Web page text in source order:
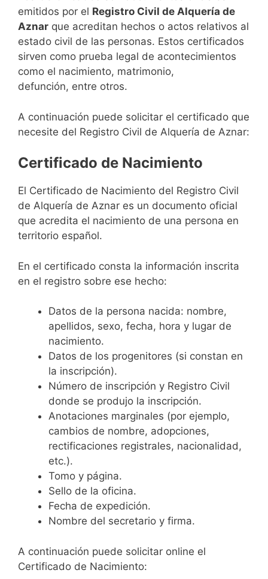
emitidos por el Registro Civil de Alquería de
Aznar que acreditan hechos o actos relativos al
estado civil de las personas. Estos certificados
sirven como prueba legal de acontecimientos
como el nacimiento, matrimonio,
defunción, entre otros.
A continuación puede solicitar el certificado que
necesite del Registro Civil de Alquería de Aznar:
Certificado de Nacimiento
El Certificado de Nacimiento del Registro Civil
de Alquería de Aznar es un documento oficial
que acredita el nacimiento de una persona en
territorio español.
En el certificado consta la información inscrita
en el registro sobre ese hecho:
Datos de la persona nacida: nombre,
apellidos, sexo, fecha, hora y lugar de
nacimiento.
Datos de los progenitores (si constan en
la inscripción).
Número de inscripción y Registro Civil
donde se produjo la inscripción.
Anotaciones marginales (por ejemplo,
cambios de nombre, adopciones,
rectificaciones registrales, nacionalidad,
etc.).
Tomo y página.
Sello de la oficina.
Fecha de expedición.
Nombre del secretario y firma.
A continuación puede solicitar online el
Certificado de Nacimiento: